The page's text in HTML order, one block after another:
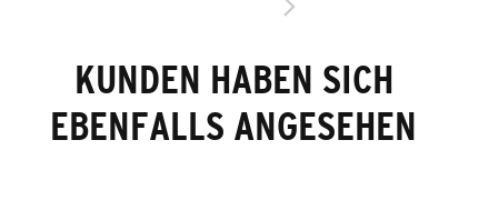
KUNDEN HABEN SICH
EBENFALLS ANGESEHEN